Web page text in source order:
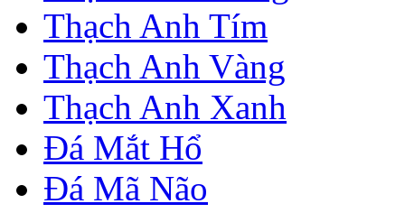
Thạch Anh Tím
Thạch Anh Vàng
Thạch Anh Xanh
Đá Mắt Hổ
Đá Mã Não